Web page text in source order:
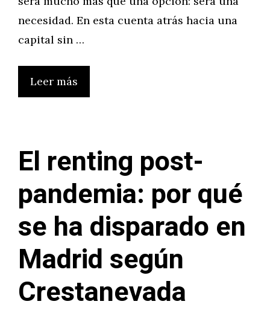
necesidad. En esta cuenta atrás hacia una
capital sin …
Leer más
El renting post-
pandemia: por qué
se ha disparado en
Madrid según
Crestanevada